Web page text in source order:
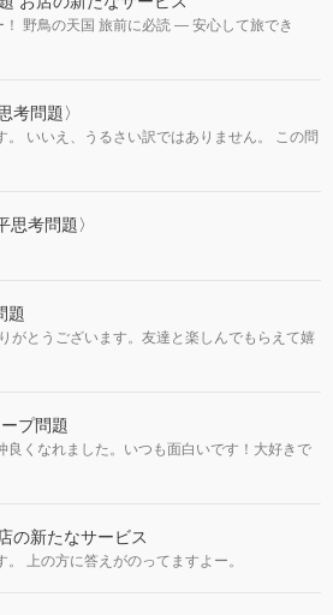
野鳥の天国 旅前に必読 — 安心して旅でき
考問題〉
。 いいえ、うるさい訳ではありません。 この問
思考問題〉
題
がとうございます。友達と楽しんでもらえて嬉
プ問題
良くなれました。いつも面白いです！大好きで
の新たなサービス
上の方に答えがのってますよー。